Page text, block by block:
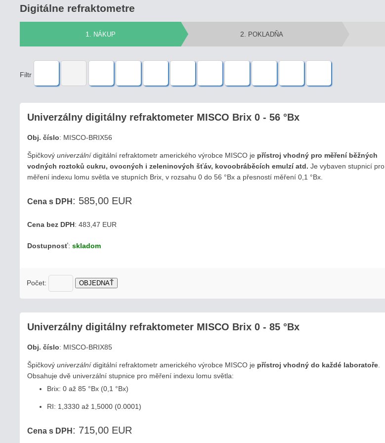
Digitálne refraktometre
1 . NÁKUP 2 . POKLADŇA
Filtr
Univerzálny digitálny refraktometer MISCO Brix 0 - 56 °Bx
Obj. číslo: MISCO-BRIX56
Špičkovýuniverzálnídigitální refraktometr amerického výrobce MISCO je přístroj vhodný pro měření běžných
vodných roztoků cukru, ovocných i zeleninových šťáv, kovoobráběcích emulzí atd. Je vybaven stupnicí pro
měření indexu lomu světla ve stupních Brix, v rozsahu 0 do 56 °Bx a přesností měření 0,1 °Bx.
Cena s DPH: 585,00 EUR
Cena bez DPH: 483,47 EUR
Dostupnosť:skladom
Počet: OBJEDNAŤ
Univerzálny digitálny refraktometer MISCO Brix 0 - 85 °Bx
Obj. číslo: MISCO-BRIX85
Špičkovýuniverzálnídigitální refraktometr amerického výrobce MISCO je přístroj vhodný do každé laboratoře
Obsahuje dvě univerzální stupnice pro měření indexu lomu světla:
Brix: 0 až 85 °Bx (0,1 °Bx)
RI: 1,3330 až 1,5000 (0.0001)
Cena s DPH: 715,00 EUR